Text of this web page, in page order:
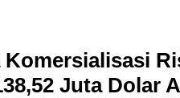
Juta Dolar